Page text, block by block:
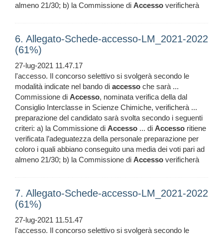
almeno 21/30; b) la Commissione di Accesso verificherà
6. Allegato-Schede-accesso-LM_2021-2022
(61%)
27-lug-2021 11.47.17
l'accesso. Il concorso selettivo si svolgerà secondo le
modalità indicate nel bando di accesso che sarà ...
Commissione di Accesso, nominata verifica della dal
Consiglio Interclasse in Scienze Chimiche, verificherà ...
preparazione del candidato sarà svolta secondo i seguenti
criteri: a) la Commissione di Accesso ... di Accesso ritiene
verificata l’adeguatezza della personale preparazione per
coloro i quali abbiano conseguito una media dei voti pari ad
almeno 21/30; b) la Commissione di Accesso verificherà
7. Allegato-Schede-accesso-LM_2021-2022
(61%)
27-lug-2021 11.51.47
l'accesso. Il concorso selettivo si svolgerà secondo le